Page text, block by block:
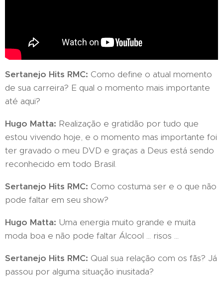
Sertanejo Hits RMC: Como define o atual momento
de sua carreira? E qual o momento mais importante
até aqui?
Hugo Matta: Realização e gratidão por tudo que
estou vivendo hoje, e o momento mas importante foi
ter gravado o meu DVD e graças a Deus está sendo
reconhecido em todo Brasil.
Sertanejo Hits RMC: Como costuma ser e o que não
pode faltar em seu show?
Hugo Matta: Uma energia muito grande e muita
moda boa e não pode faltar Álcool ... risos ...
Sertanejo Hits RMC: Qual sua relação com os fãs? Já
passou por alguma situação inusitada?